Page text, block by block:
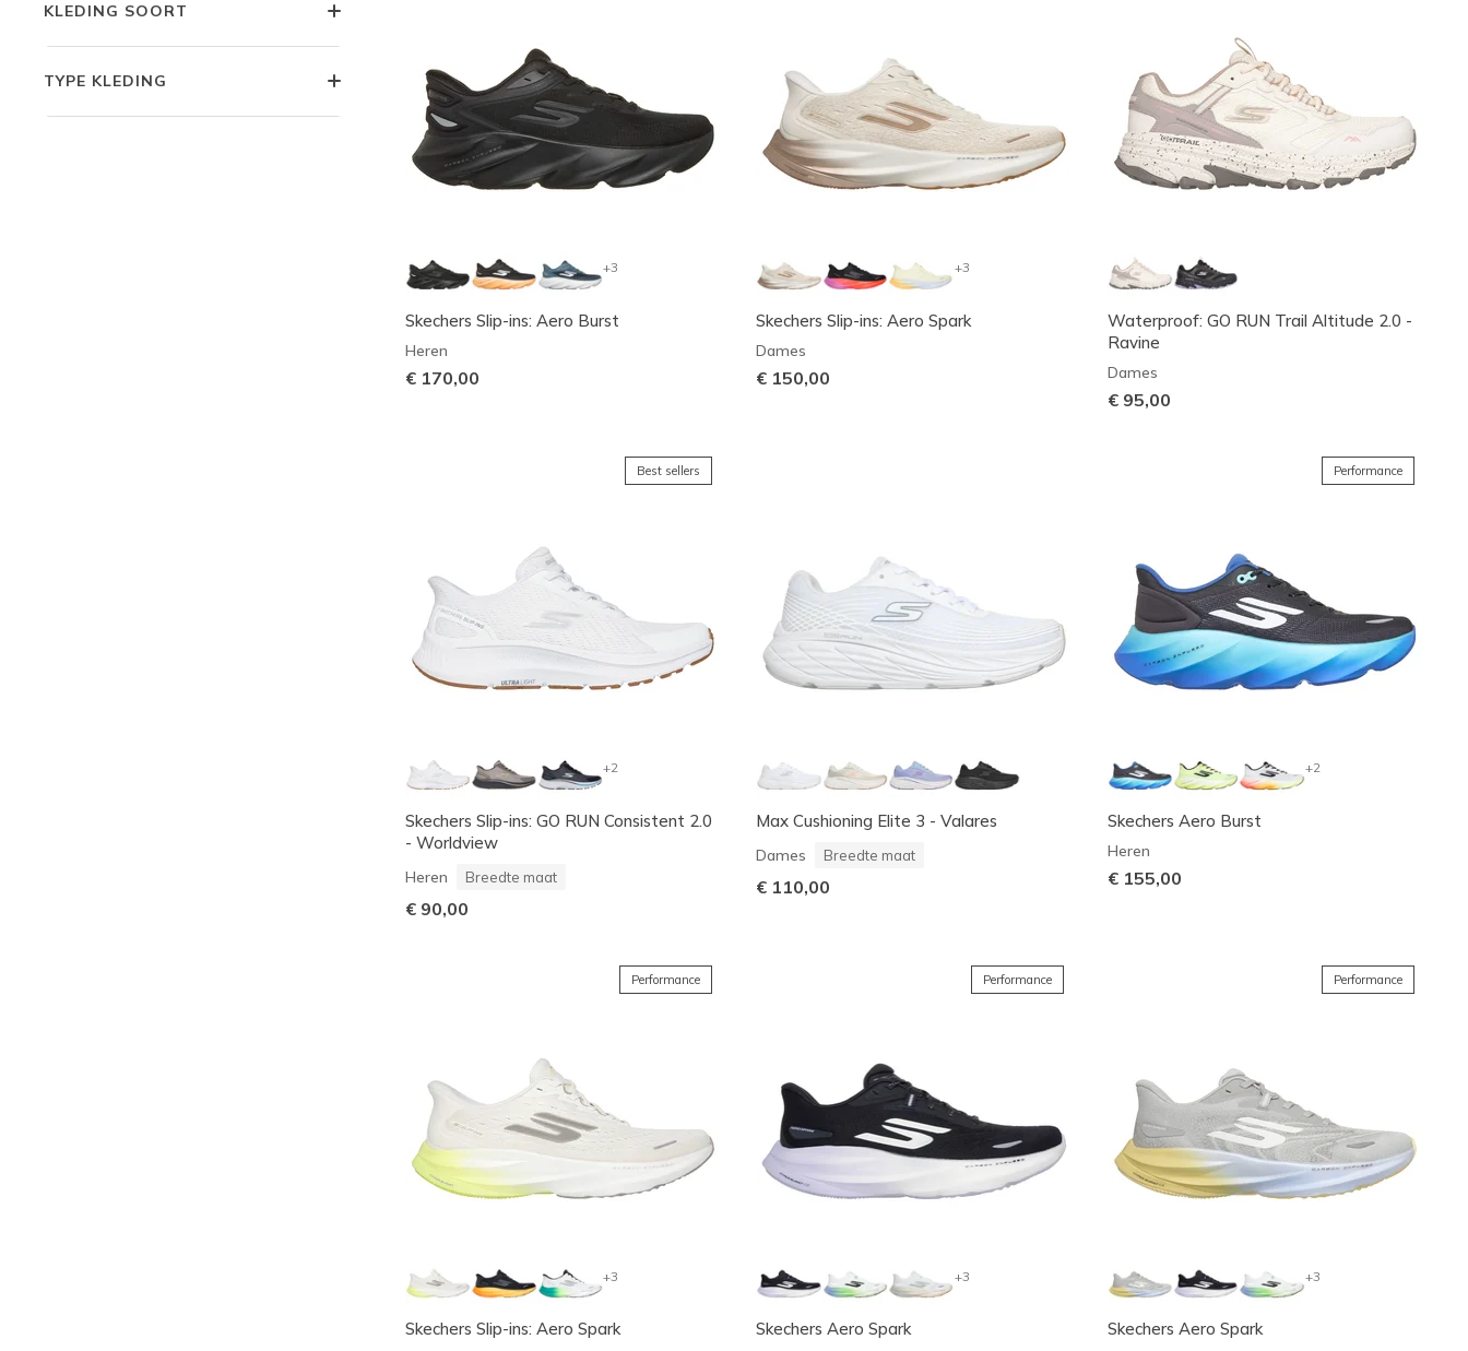
KLEDING SOORT
TYPE KLEDING
+3
Skechers Slip-ins: Aero Burst
Heren
€ 170,00
+3
Skechers Slip-ins: Aero Spark
Dames
€ 150,00
Waterproof: GO RUN Trail Altitude 2.0 -
Ravine
Dames
€ 95,00
Best sellers
+2
Skechers Slip-ins: GO RUN Consistent 2.0
- Worldview
Heren Breedte maat
€ 90,00
Max Cushioning Elite 3 - Valares
Dames Breedte maat
€ 110,00
Performance
+2
Skechers Aero Burst
Heren
€ 155,00
Performance
+3
Skechers Slip-ins: Aero Spark
Performance
+3
Skechers Aero Spark
Performance
+3
Skechers Aero Spark